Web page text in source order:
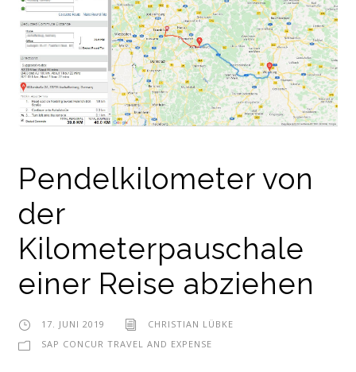
Pendelkilometer von
der
Kilometerpauschale
einer Reise abziehen
17. JUNI 2019
CHRISTIAN LÜBKE
SAP CONCUR TRAVEL AND EXPENSE